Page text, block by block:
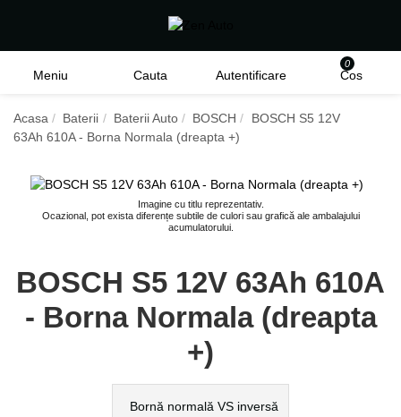
Meniu Cauta Autentificare
0
Cos
Acasa Baterii Baterii Auto BOSCH
BOSCH S5 12V
63Ah 610A - Borna Normala (dreapta +)
Imagine cu titlu reprezentativ.
Ocazional, pot exista diferențe subtile de culori sau grafică ale ambalajului
acumulatorului.
BOSCH S5 12V 63Ah 610A
- Borna Normala (dreapta
+)
Bornă normală VS inversă